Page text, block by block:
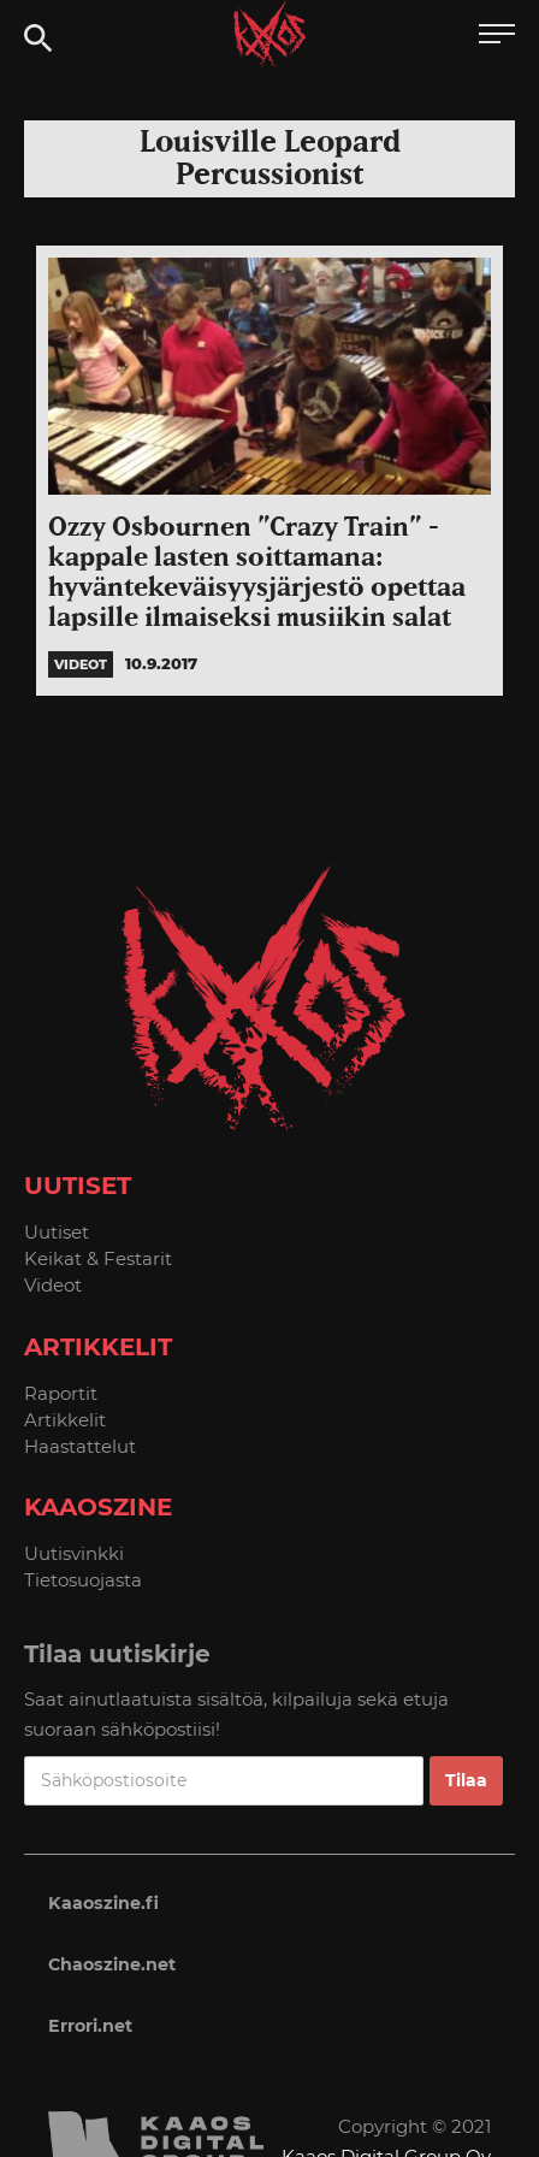
Siirry
suoraan
Kaaoszine
Louisville Leopard
Percussionist
Ozzy Osbournen ”Crazy Train” -
kappale lasten soittamana:
hyväntekeväisyysjärjestö opettaa
lapsille ilmaiseksi musiikin salat
VIDEOT 10.9.2017
UUTISET
Uutiset
Keikat & Festarit
Videot
ARTIKKELIT
Raportit
Artikkelit
Haastattelut
KAAOSZINE
Uutisvinkki
Tietosuojasta
Tilaa uutiskirje
Saat ainutlaatuista sisältöä, kilpailuja sekä etuja
suoraan sähköpostiisi!
Kaaoszine.fi
Chaoszine.net
Errori.net
Copyright © 2021